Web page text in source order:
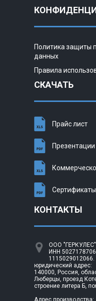
Политика защиты
данных
Правила
СКАЧАТЬ
Прайс лист
Презентации
Сертификаты
КОНТАКТЫ
ООО "ГЕРКУЛЕС"
ИНН
1115029012066.
юридический адрес:
140000, Россия,
Люберцы, проезд
строение литера Б,
Адрес производства: